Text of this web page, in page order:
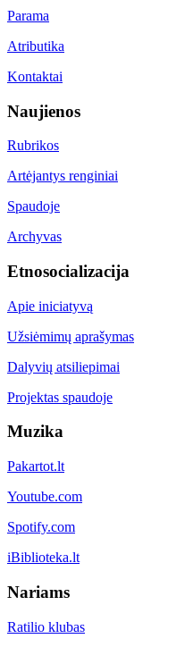
Parama
Atributika
Kontaktai
Naujienos
Rubrikos
Artėjantys renginiai
Spaudoje
Archyvas
Etnosocializacija
Apie iniciatyvą
Užsiėmimų aprašymas
Dalyvių atsiliepimai
Projektas spaudoje
Muzika
Pakartot.lt
Youtube.com
Spotify.com
iBiblioteka.lt
Nariams
Ratilio klubas